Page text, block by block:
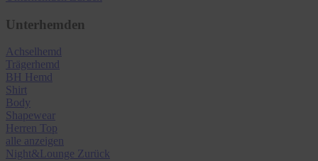
Unterhemden
Achselhemd
Trägerhemd
BH Hemd
Shirt
Body
Shapewear
Herren Top
alle anzeigen
Night&Lounge Zurück